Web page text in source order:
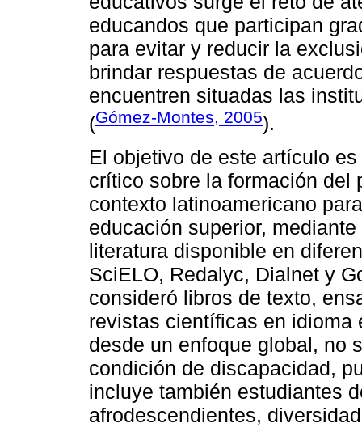
educandos que participan
para evitar y reducir la
brindar respuestas de
encuentren situadas las
(Gómez-Montes, 2005).
El objetivo de este artículo
crítico sobre la formación del
contexto latinoamericano
educación superior,
literatura disponible en
SciELO, Redalyc, Dialnet y
consideró libros de texto,
revistas científicas en idioma
desde un enfoque global, no
condición de discapacidad,
incluye también estudiantes
afrodescendientes,